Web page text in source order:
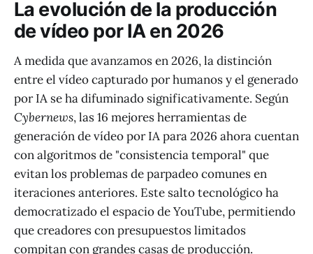
La evolución de la producción
de vídeo por IA en 2026
A medida que avanzamos en 2026, la distinción
entre el vídeo capturado por humanos y el generado
por IA se ha difuminado significativamente. Según
Cybernews, las 16 mejores herramientas de
generación de vídeo por IA para 2026 ahora cuentan
con algoritmos de "consistencia temporal" que
evitan los problemas de parpadeo comunes en
iteraciones anteriores. Este salto tecnológico ha
democratizado el espacio de YouTube, permitiendo
que creadores con presupuestos limitados
compitan con grandes casas de producción.